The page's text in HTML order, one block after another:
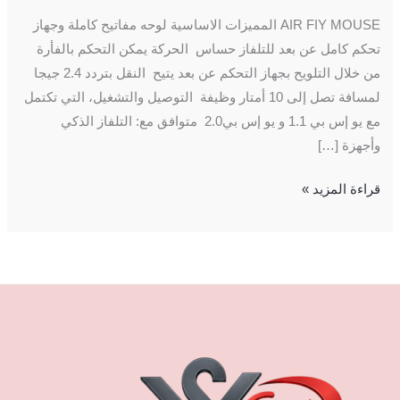
AIR FIY MOUSE المميزات الاساسية لوحه مفاتيح كاملة وجهاز
تحكم كامل عن بعد للتلفاز حساس الحركة يمكن التحكم بالفأرة
من خلال التلويح بجهاز التحكم عن بعد يتيح النقل بتردد 2.4 جيجا
لمسافة تصل إلى 10 أمتار وظيفة التوصيل والتشغيل، التي تكتمل
مع يو إس بي 1.1 و يو إس بي2.0 متوافق مع: التلفاز الذكي
وأجهزة […]
قراءة المزيد »